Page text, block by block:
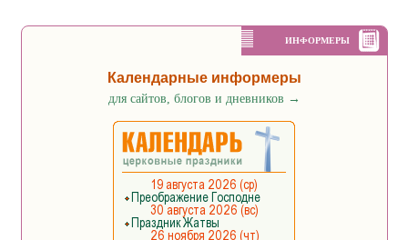
ИНФОРМЕРЫ
Календарные информеры
для сайтов, блогов и дневников →